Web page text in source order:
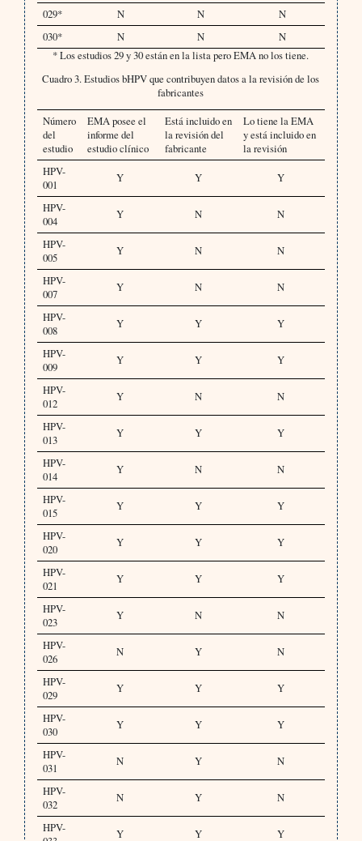
029*
N N
N
030*
N N
N
* Los estudios 29 y 30 están en la lista pero EMA no los tiene.
Cuadro 3. Estudios bHPV que contribuyen datos a la revisión de los
fabricantes
Número
del
estudio
EMA posee el
informe del
estudio clínico
Está incluido en
la revisión del
fabricante
Lo tiene la EMA
y está incluido en
la revisión
HPV-
001
Y Y Y
HPV-
004
Y N N
HPV-
005
Y N N
HPV-
007
Y N N
HPV-
008
Y Y Y
HPV-
009
Y Y Y
HPV-
012
Y N N
HPV-
013
Y Y Y
HPV-
014
Y N N
HPV-
015
Y Y Y
HPV-
020
Y Y Y
HPV-
021
Y Y Y
HPV-
023
Y N N
HPV-
026
N Y N
HPV-
029
Y Y Y
HPV-
030
Y Y Y
HPV-
031
N Y N
HPV-
032
N Y N
HPV-
Y Y Y